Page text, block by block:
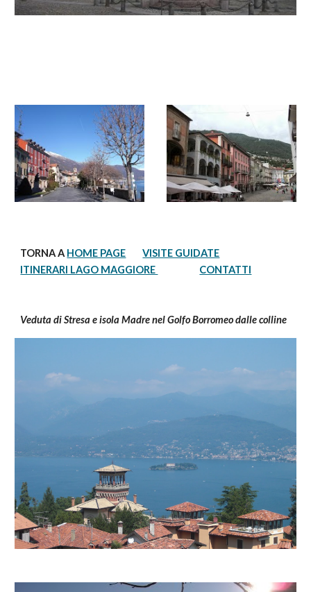
TORNA A HOME PAGE
VISITE GUIDATE
ITINERARI LAGO MAGGIORE
CONTATTI
Veduta di Stresa e isola Madre nel Golfo Borromeo dalle colline